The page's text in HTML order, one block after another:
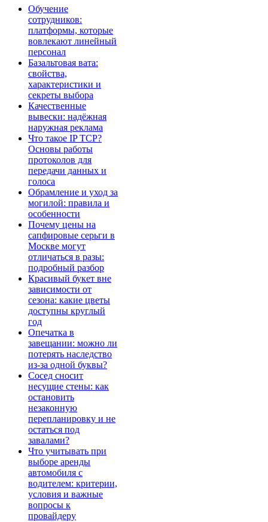
Обучение
сотрудников:
платформы, которые
вовлекают линейный
персонал
Базальтовая вата:
свойства,
характеристики и
секреты выбора
Качественные
вывески: надёжная
наружная реклама
Что такое IP TCP?
Основы работы
протоколов для
передачи данных и
голоса
Обрамление и уход за
могилой: правила и
особенности
Почему цены на
сапфировые серьги в
Москве могут
отличаться в разы:
подробный разбор
Красивый букет вне
зависимости от
сезона: какие цветы
доступны круглый
год
Опечатка в
завещании: можно ли
потерять наследство
из-за одной буквы?
Сосед сносит
несущие стены: как
остановить
незаконную
перепланировку и не
остаться под
завалами?
Что учитывать при
выборе аренды
автомобиля с
водителем: критерии,
условия и важные
вопросы к
провайдеру